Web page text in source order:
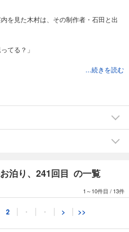
を見た木村は、その制作者・石田と出
てる？」
...続きを読む
泊り、241回目 の一覧
1～10件目 / 13件
2 ・ ・ > >>